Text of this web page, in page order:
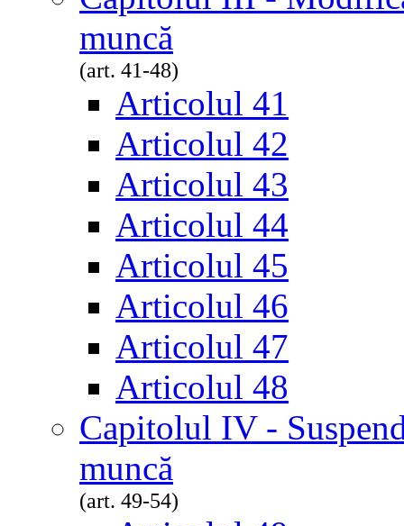
muncă
(art. 41-48)
Articolul 41
Articolul 42
Articolul 43
Articolul 44
Articolul 45
Articolul 46
Articolul 47
Articolul 48
Capitolul IV -
muncă
(art. 49-54)